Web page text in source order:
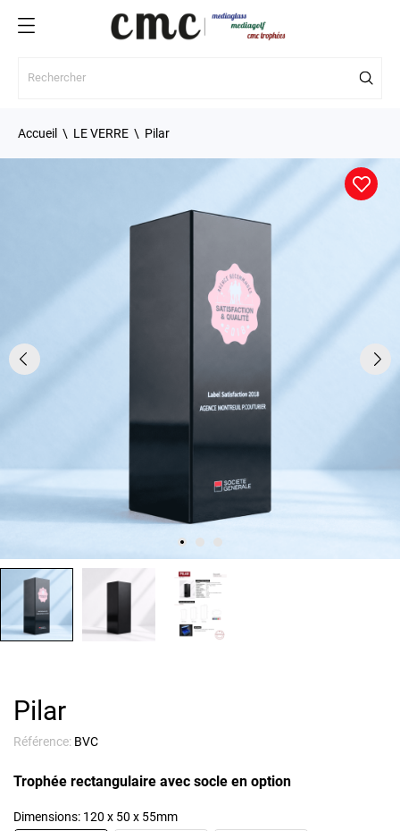
Accueil LE VERRE Pilar
Pilar
Référence: BVC
Trophée rectangulaire avec socle en option
Dimensions: 120 x 50 x 55mm